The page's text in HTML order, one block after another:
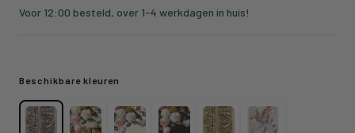
prijs
Voor 12:00 besteld, over 1-4 werkdagen in huis!
Beschikbare kleuren